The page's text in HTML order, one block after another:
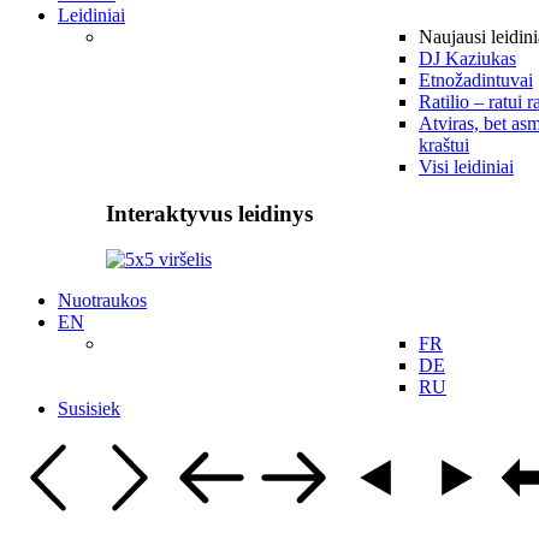
Leidiniai
Naujausi
DJ Kaziukas
Etnožadintuvai
Ratilio – ratui
Atviras, bet
kraštui
Visi leidiniai
Interaktyvus leidinys
Nuotraukos
EN
FR
DE
RU
Susisiek